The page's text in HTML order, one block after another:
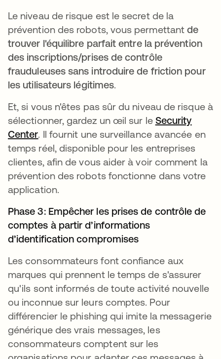
Le niveau de risque est le secret de la
prévention des robots, vous permettantde
trouver l'équilibre parfait entre la prévention
des inscriptions/prises de contrôle
frauduleuses sans introduire de friction pour
les utilisateurs légitimes.
Et, si vous n'êtes pas sûr du niveau de risque à
sélectionner, gardez un œil sur le Security
Centers’ouvre dans un nouvel onglet
. Il fournit une surveillance avancée en
temps réel, disponible pour les entreprises
clientes, afin de vous aider à voir comment la
prévention des robots fonctionne dans votre
application.
Phase 3: Empêcher les prises de contrôle de
comptes à partir d’informations
d’identification compromises
Les consommateurs font confiance aux
marques qui prennent le temps de s'assurer
qu'ils sont informés de toute activité nouvelle
ou inconnue sur leurs comptes. Pour
différencier le phishing qui imite la messagerie
générique des vrais messages, les
consommateurs comptent sur les